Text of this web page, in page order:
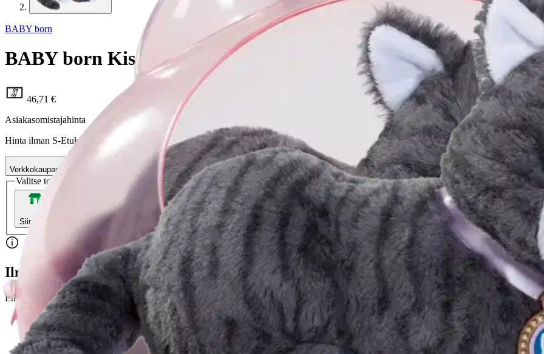
BABY born
BABY born Kissa
46,71 €
Asiakasomistajahinta
Hinta ilman S-Etukorttia:
54,95 €
Verkkokaupan hinta
Valitse toimitustapa
Siirry valitsemaan myymälä
Toimitus
Kotiin tai noutopisteeseen Alk. 0 €
Ilmainen toimitus yli 100 €:n tilauksille Postin pakettiautomaattiin tai
Etu ei koske Suuri‑lisäpalvelulla toimitettavia tuotteita.
Tarkista myymäläsaatavuus